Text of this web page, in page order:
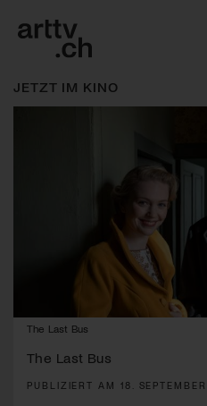
JETZT IM KINO
The Last Bus
The Last Bus
PUBLIZIERT AM 18.
Mach mit: «Be Part of the Art»!
Kulturinstitution und unterstütze
Mit deiner Mitgliedschaft